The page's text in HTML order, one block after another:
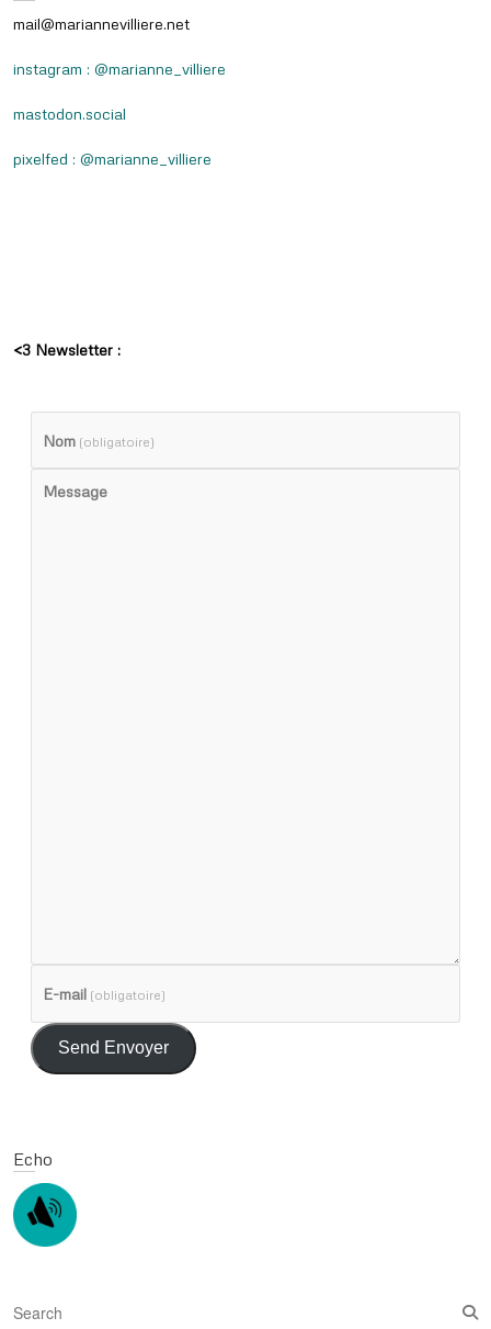
mail@mariannevilliere.net
instagram : @marianne_villiere
mastodon.social
pixelfed : @marianne_villiere
<3 Newsletter :
Nom (obligatoire)
Message
E-mail (obligatoire)
Send Envoyer
Echo
S